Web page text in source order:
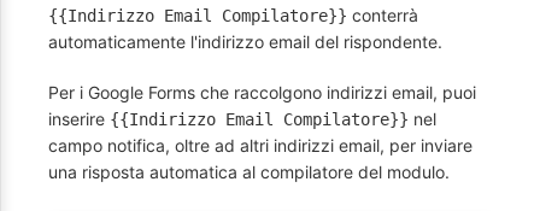
{{Indirizzo Email Compilatore}} conterrà
automaticamente l'indirizzo email del rispondente.
Per i Google Forms che raccolgono indirizzi email, puoi
inserire {{Indirizzo Email Compilatore}} nel
campo notifica, oltre ad altri indirizzi email, per inviare
una risposta automatica al compilatore del modulo.